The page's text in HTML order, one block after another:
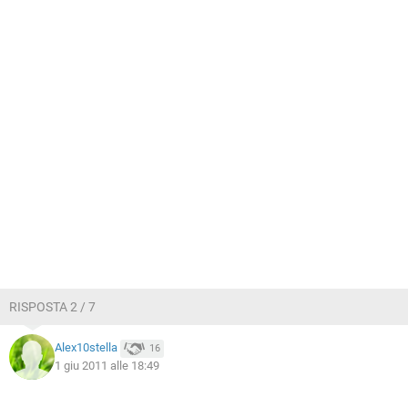
RISPOSTA 2 / 7
Alex10stella 16
1 giu 2011 alle 18:49